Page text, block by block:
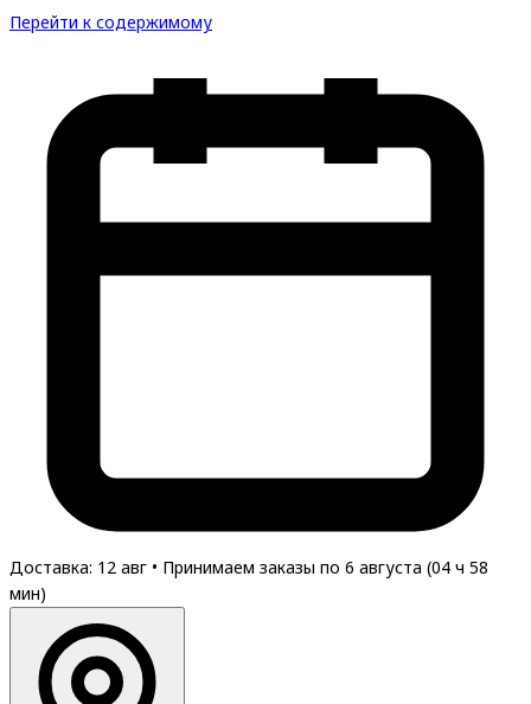
Перейти к содержимому
Доставка: 12 авг • Принимаем заказы по 6 августа (04 ч 58
мин)